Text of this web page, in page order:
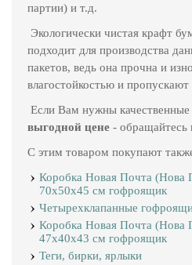
партии) и т.д.
Экологически чистая крафт
подходит для производства
пакетов, ведь она прочна и
влагостойкостью и пропускают
Если Вам нужны
выгодной цене -
С этим товаром покупают
Коробка Новая Почта (Нова
70х50х45 см гофроящик
Четырехклапанные
Коробка Новая Почта (Нова
47х40х43 см гофроящик
Теги, бирки, ярлыки